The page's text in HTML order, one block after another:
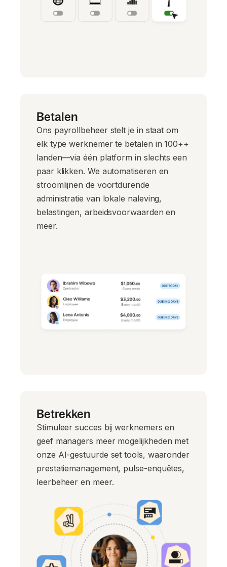
Betalen
Ons payrollbeheer stelt je in staat om
elk type werknemer te betalen in 100++
landen—via één platform in slechts een
paar klikken. We automatiseren en
stroomlijnen de voortdurende
administratie van lokale naleving,
belastingen, arbeidsvoorwaarden en
meer.
Betrekken
Stimuleer succes bij werknemers en
geef managers meer mogelijkheden met
onze AI-gestuurde set tools, waaronder
prestatiemanagement, pulse-enquêtes,
leerbeheer en meer.